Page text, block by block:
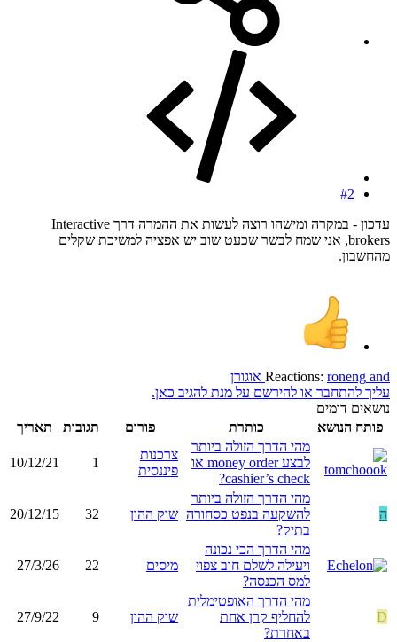
#2
עדכון - במקרה ומישהו רוצה לעשות את ההמרה דרך Interactive
brokers, אני שמח לבשר שכעט שוב יש אפציה למשיכת שקלים
מהחשבון.
Reactions: roneng and
אוגורן
עליך להתחבר או להירשם על מנת להגיב כאן.
נושאים דומים
פותח הנושא
כותרת פורום תגובות
תאריך
מהי הדרך הזולה ביותר
לבצע money order או
cashier’s check?
צרכנות
פיננסית
1
10/12/21
ה
מהי הדרך הזולה ביותר
להשקעה בנפט כסחורה
בתיק?
שוק ההון 32
20/12/15
מהי הדרך הכי נכונה
ויעילה לשלם חוב צפוי
למס הכנסה?
מיסים 22
27/3/26
D
מהי הדרך האופטימלית
להחליף קרן אחת
באחרת?
שוק ההון 9
27/9/22